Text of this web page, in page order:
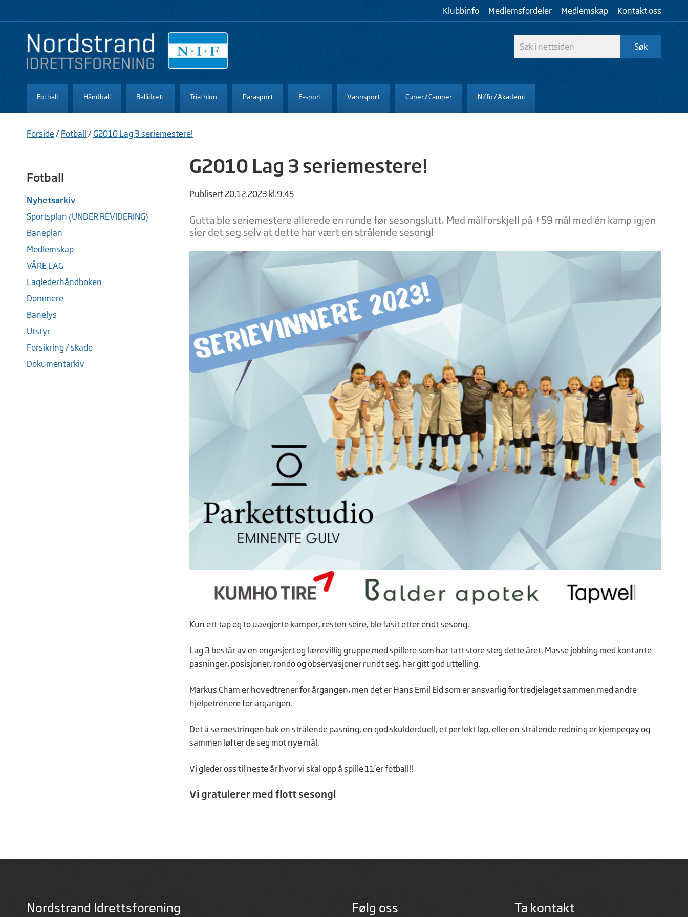
Klubbinfo Medlemsfordeler Medlemskap Kontakt oss
Fotball Håndball Ballidrett Triathlon Parasport E-sport Vannsport Cuper / Camper Niffo / Akademi
Forside/ Fotball /G2010 Lag 3 seriemestere!
Fotball
Nyhetsarkiv
Sportsplan (UNDER REVIDERING)
Baneplan
Medlemskap
VÅRE LAG
Laglederhåndboken
Dommere
Banelys
Utstyr
Forsikring / skade
Dokumentarkiv
G2010 Lag 3 seriemestere!
Publisert 20.12.2023 kl.9.45
Gutta ble seriemestere allerede en runde før sesongslutt. Med målforskjell på +59 mål med én kamp igjen
sier det seg selv at dette har vært en strålende sesong!
Kun ett tap og to uavgjorte kamper, resten seire, ble fasit etter endt sesong.
Lag 3 består av en engasjert og lærevillig gruppe med spillere som har tatt store steg dette året. Masse jobbing med kontante
pasninger, posisjoner, rondo og observasjoner rundt seg, har gitt god uttelling.
Markus Cham er hovedtrener for årgangen, men det er Hans Emil Eid som er ansvarlig for tredjelaget sammen med andre
hjelpetrenere for årgangen.
Det å se mestringen bak en strålende pasning, en god skulderduell, et perfekt løp, eller en strålende redning er kjempegøy og
sammen løfter de seg mot nye mål.
Vi gleder oss til neste år hvor vi skal opp å spille 11’er fotball!!
Vi gratulerer med flott sesong!
Nordstrand Idrettsforening Følg oss Ta kontakt